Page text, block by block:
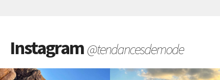
Instagram@tendancesdemode